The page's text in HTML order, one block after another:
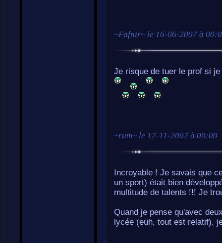
~Fafnir~ le 16-06-2007 à
Je risque de tuer le prof si
~rum~ le 17-11-2007 à 00:00
Incroyable ! Je savais que
un sport) était bien
multitude de talents !!! Je
Quand je pense qu'avec
lycée (euh, tout est relatif),